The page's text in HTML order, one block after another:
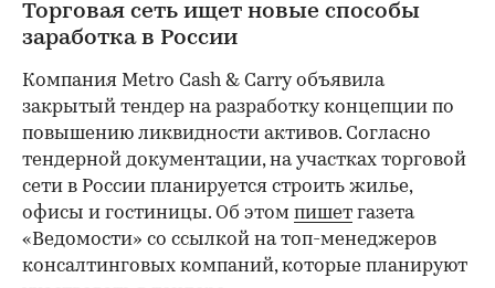
Торговая сеть ищет новые способы
заработка в России
Компания Metro Cash & Carry объявила
закрытый тендер на разработку концепции по
повышению ликвидности активов. Согласно
тендерной документации, на участках торговой
сети в России планируется строить жилье,
офисы и гостиницы. Об этом пишет газета
«Ведомости» со ссылкой на топ-менеджеров
консалтинговых компаний, которые планируют